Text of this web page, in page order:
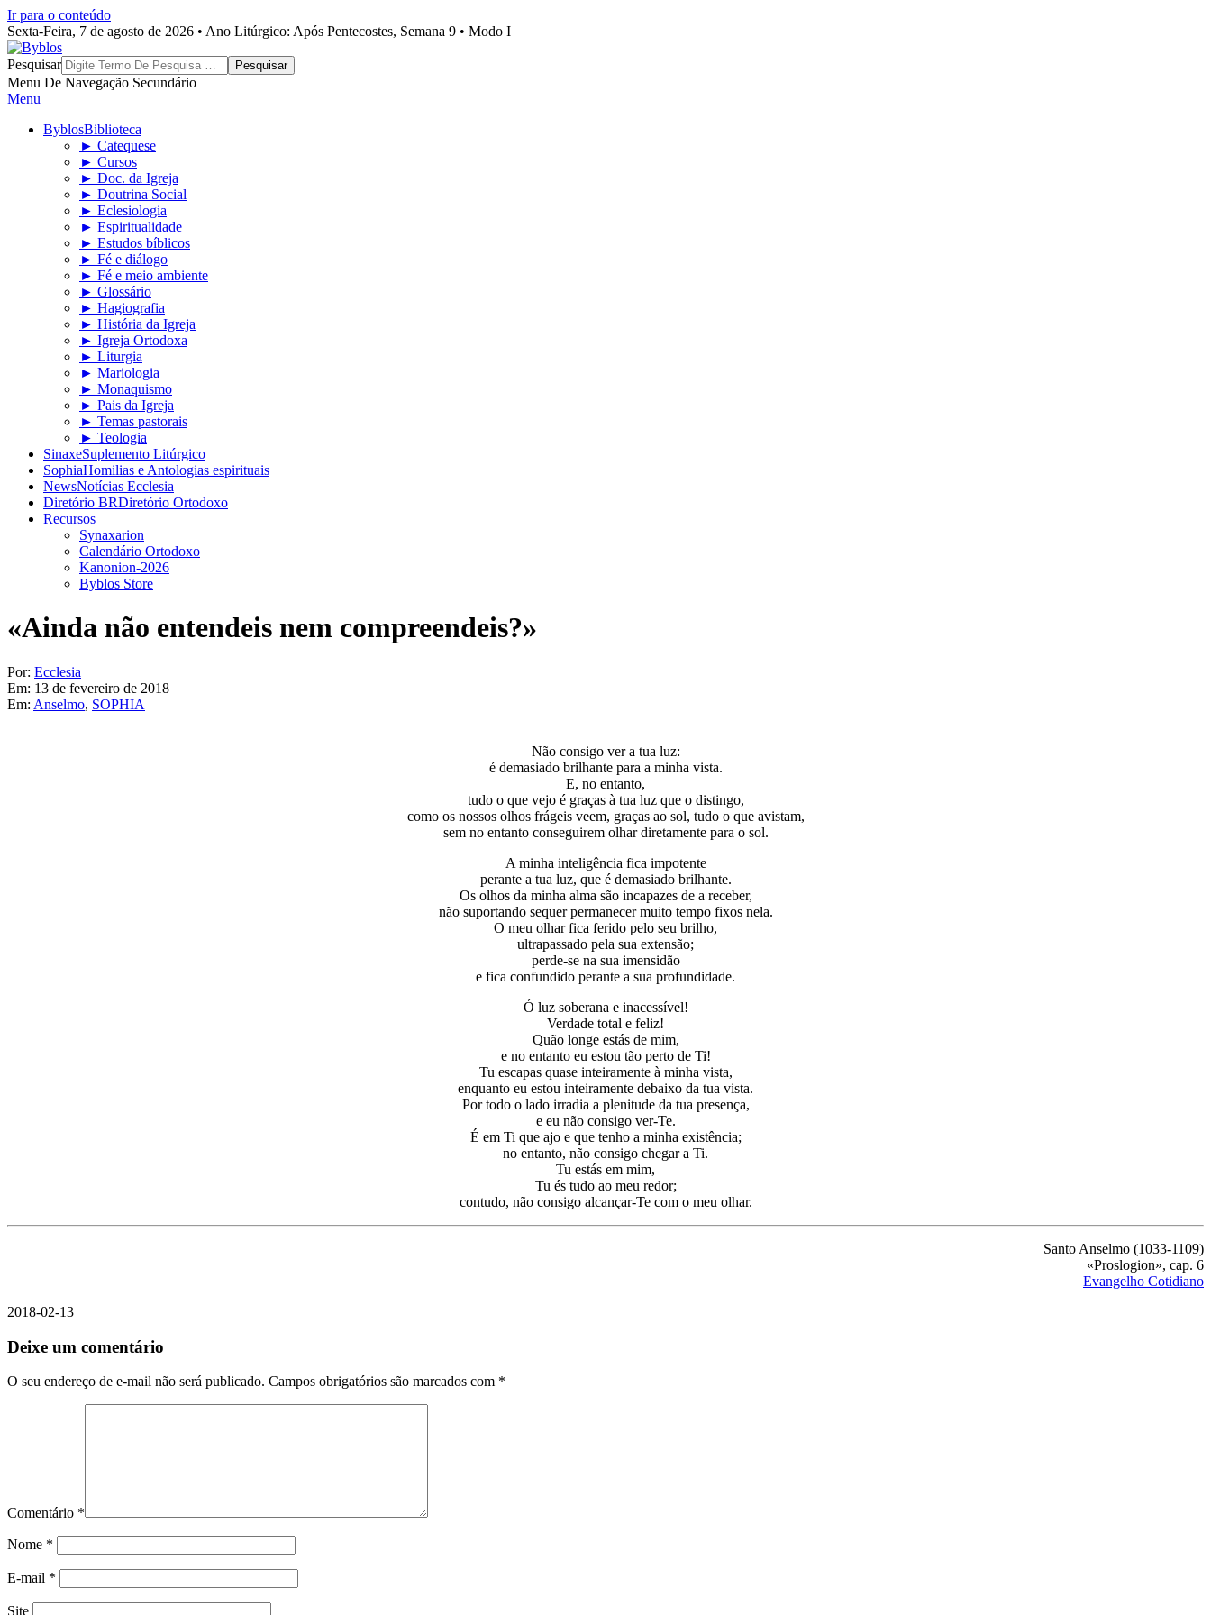
Ir para o conteúdo
Sexta-Feira, 7 de agosto de 2026 • Ano Litúrgico: Após Pentecostes, Semana 9 • Modo I
Byblos
Pesquisar
Menu De Navegação Secundário
Menu
ByblosBiblioteca
► Catequese
► Cursos
► Doc. da Igreja
► Doutrina Social
► Eclesiologia
► Espiritualidade
► Estudos bíblicos
► Fé e diálogo
► Fé e meio ambiente
► Glossário
► Hagiografia
► História da Igreja
► Igreja Ortodoxa
► Liturgia
► Mariologia
► Monaquismo
► Pais da Igreja
► Temas pastorais
► Teologia
SinaxeSuplemento Litúrgico
SophiaHomilias e Antologias espirituais
NewsNotícias Ecclesia
Diretório BRDiretório Ortodoxo
Recursos
Synaxarion
Calendário Ortodoxo
Kanonion-2026
Byblos Store
«Ainda não entendeis nem compreendeis?»
Por: Ecclesia
Em: 13 de fevereiro de 2018
Em: Anselmo, SOPHIA
Não consigo ver a tua luz:
é demasiado brilhante para a minha vista.
E, no entanto,
tudo o que vejo é graças à tua luz que o distingo,
como os nossos olhos frágeis veem, graças ao sol, tudo o que avistam,
sem no entanto conseguirem olhar diretamente para o sol.
A minha inteligência fica impotente
perante a tua luz, que é demasiado brilhante.
Os olhos da minha alma são incapazes de a receber,
não suportando sequer permanecer muito tempo fixos nela.
O meu olhar fica ferido pelo seu brilho,
ultrapassado pela sua extensão;
perde-se na sua imensidão
e fica confundido perante a sua profundidade.
Ó luz soberana e inacessível!
Verdade total e feliz!
Quão longe estás de mim,
e no entanto eu estou tão perto de Ti!
Tu escapas quase inteiramente à minha vista,
enquanto eu estou inteiramente debaixo da tua vista.
Por todo o lado irradia a plenitude da tua presença,
e eu não consigo ver-Te.
É em Ti que ajo e que tenho a minha existência;
no entanto, não consigo chegar a Ti.
Tu estás em mim,
Tu és tudo ao meu redor;
contudo, não consigo alcançar-Te com o meu olhar.
Santo Anselmo (1033-1109)
«Proslogion», cap. 6
Evangelho Cotidiano
2018-02-13
Deixe um comentário
O seu endereço de e-mail não será publicado. Campos obrigatórios são marcados com *
Comentário *
Nome *
E-mail *
Site